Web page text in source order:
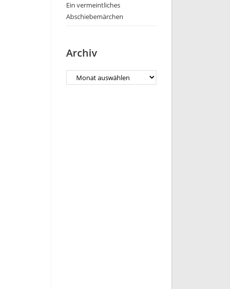
Ein vermeintliches
Abschiebemärchen
Archiv
Archiv